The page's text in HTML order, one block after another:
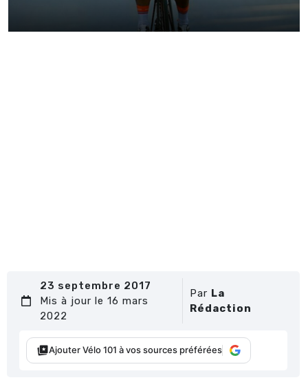
23 septembre 2017
Mis à jour le 16 mars
2022
Par La
Rédaction
Ajouter Vélo 101 à vos sources préférées